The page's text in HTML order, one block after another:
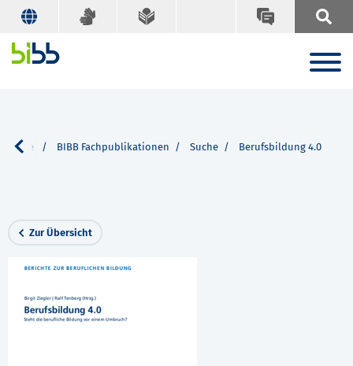
BIBB Fachpublikationen Suche Berufsbildung 4.0
Zur Übersicht